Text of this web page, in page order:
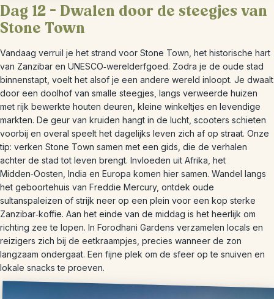
Dag 12 – Dwalen door de steegjes van
Stone Town
Vandaag verruil je het strand voor Stone Town, het historische hart
van Zanzibar en UNESCO‑werelderfgoed. Zodra je de oude stad
binnenstapt, voelt het alsof je een andere wereld inloopt. Je dwaalt
door een doolhof van smalle steegjes, langs verweerde huizen
met rijk bewerkte houten deuren, kleine winkeltjes en levendige
markten. De geur van kruiden hangt in de lucht, scooters schieten
voorbij en overal speelt het dagelijks leven zich af op straat. Onze
tip: verken Stone Town samen met een gids, die de verhalen
achter de stad tot leven brengt. Invloeden uit Afrika, het
Midden‑Oosten, India en Europa komen hier samen. Wandel langs
het geboortehuis van Freddie Mercury, ontdek oude
sultanspaleizen of strijk neer op een plein voor een kop sterke
Zanzibar‑koffie. Aan het einde van de middag is het heerlijk om
richting zee te lopen. In Forodhani Gardens verzamelen locals en
reizigers zich bij de eetkraampjes, precies wanneer de zon
langzaam ondergaat. Een fijne plek om de sfeer op te snuiven en
lokale snacks te proeven.